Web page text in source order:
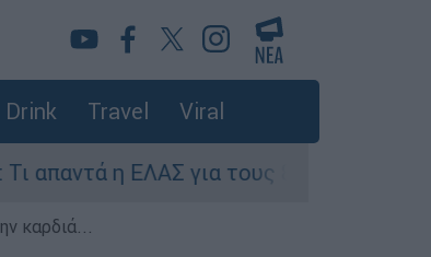
Drink Travel Viral
για τους 8 βιασμούς τουριστριών -
καρδιά...